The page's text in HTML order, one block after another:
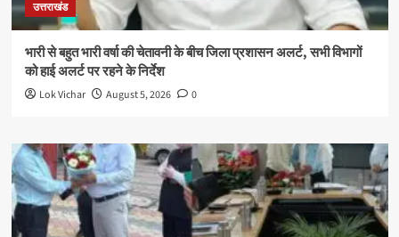
उत्तराखंड
भारी से बहुत भारी वर्षा की चेतावनी के बीच जिला प्रशासन अलर्ट, सभी विभागों
को हाई अलर्ट पर रहने के निर्देश
Lok Vichar August 5, 2026 0